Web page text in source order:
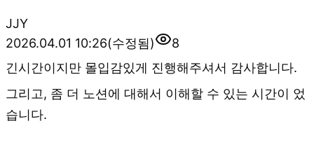
JJY
2026.04.01 10:26(수정됨)
8
긴시간이지만 몰입감있게 진행해주셔서 감사합니다.
그리고, 좀 더 노션에 대해서 이해할 수 있는 시간이 었
습니다.